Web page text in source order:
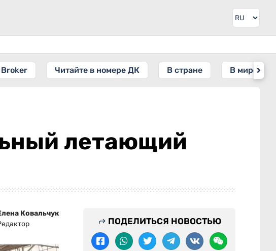
Читайте в номере ДК В стране В мире
летающий
Ковальчук
ПОДЕЛИТЬСЯ НОВОСТЬЮ